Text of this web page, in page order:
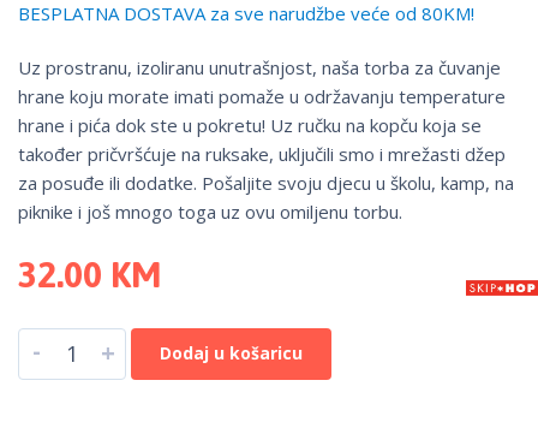
BESPLATNA DOSTAVA za sve narudžbe veće od 80KM!
Uz prostranu, izoliranu unutrašnjost, naša torba za čuvanje
hrane koju morate imati pomaže u održavanju temperature
hrane i pića dok ste u pokretu! Uz ručku na kopču koja se
također pričvršćuje na ruksake, uključili smo i mrežasti džep
za posuđe ili dodatke. Pošaljite svoju djecu u školu, kamp, ​​na
piknike i još mnogo toga uz ovu omiljenu torbu.
32.00 KM
- + Dodaj u košaricu